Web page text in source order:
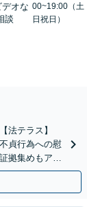
オな
談
00~19:00（土
日祝日）
法テラス】
貞行為への慰
拠集めもアド